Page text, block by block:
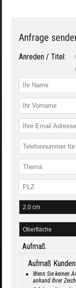
Anfrage
Anreden / Titel:
Aufmaß:
Aufmaß Kunden:
Wenn Sie keinen
anhand Ihrer